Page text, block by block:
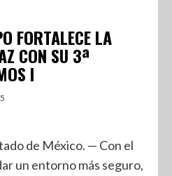
FORTALECE LA
CON SU 3ª
I
de México. — Con el
un entorno más seguro,